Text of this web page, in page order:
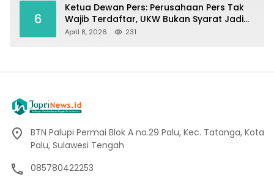
6
Ketua Dewan Pers: Perusahaan Pers Tak
Wajib Terdaftar, UKW Bukan Syarat Jadi
Wartawan
April 8, 2026 231
BTN Palupi Permai Blok A no.29 Palu, Kec. Tatanga, Kota
Palu, Sulawesi Tengah
085780422253